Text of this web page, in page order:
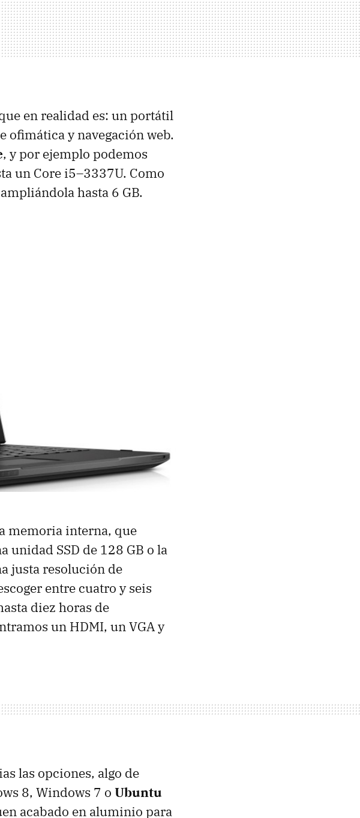
en realidad es: un portátil
ofimática y navegación web.
, y por ejemplo podemos
un Core i5–3337U. Como
hasta 6 GB.
memoria interna, que
unidad SSD de 128 GB o la
justa resolución de
entre cuatro y seis
diez horas de
un HDMI, un VGA y
las opciones, algo de
8, Windows 7 o Ubuntu
acabado en aluminio para